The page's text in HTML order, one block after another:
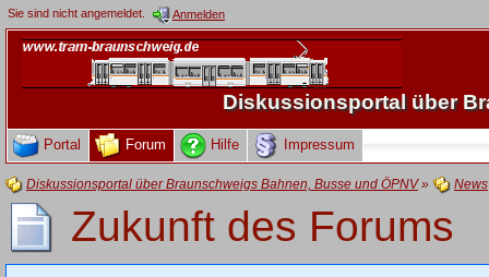
Sie sind nicht angemeldet. Anmelden
Diskussionsportal über
Portal Forum Hilfe Impressum
Diskussionsportal über Braunschweigs Bahnen, Busse und ÖPNV» News
Zukunft des Forums